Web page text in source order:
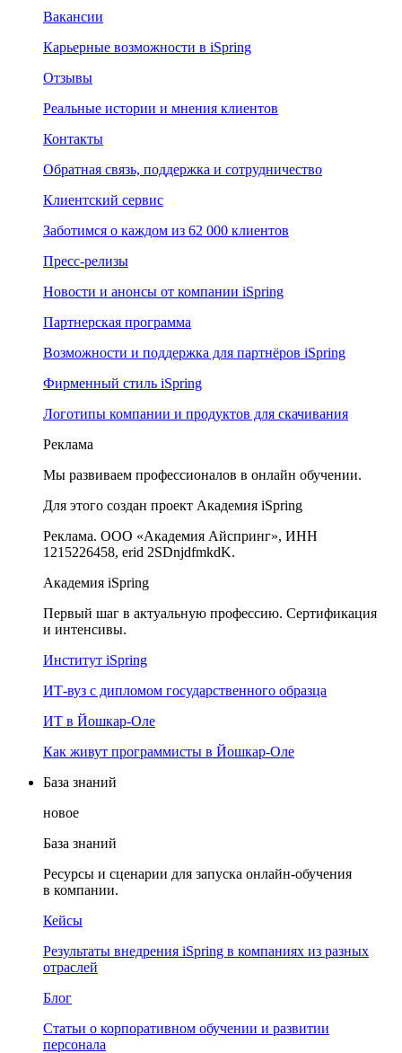
Вакансии
Карьерные возможности в iSpring
Отзывы
Реальные истории и мнения клиентов
Контакты
Обратная связь, поддержка и сотрудничество
Клиентский сервис
Заботимся о каждом из 62 000 клиентов
Пресс-релизы
Новости и анонсы от компании iSpring
Партнерская программа
Возможности и поддержка для партнёров iSpring
Фирменный стиль iSpring
Логотипы компании и продуктов для скачивания
Реклама
Мы развиваем профессионалов в онлайн обучении.
Для этого создан проект Академия iSpring
Реклама. ООО «Академия Айспринг», ИНН
1215226458, erid 2SDnjdfmkdK.
Академия iSpring
Первый шаг в актуальную профессию. Сертификация
и интенсивы.
Институт iSpring
ИТ-вуз с дипломом государственного образца
ИТ в Йошкар-Оле
Как живут программисты в Йошкар‑Оле
База знаний
новое
База знаний
Ресурсы и сценарии для запуска онлайн-обучения
в компании.
Кейсы
Результаты внедрения iSpring в компаниях из разных
отраслей
Блог
Статьи о корпоративном обучении и развитии
персонала